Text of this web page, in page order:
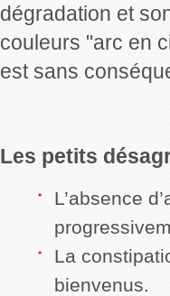
dégradation et
couleurs "arc en
est sans
Les petits
L’absence
La
bienvenus.